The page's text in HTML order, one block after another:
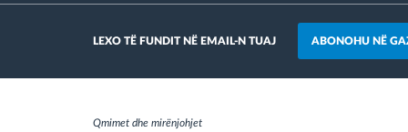
LEXO TË FUNDIT NË EMAIL-N TUAJ ABONOHU NË
Qmimet dhe mirënjohjet